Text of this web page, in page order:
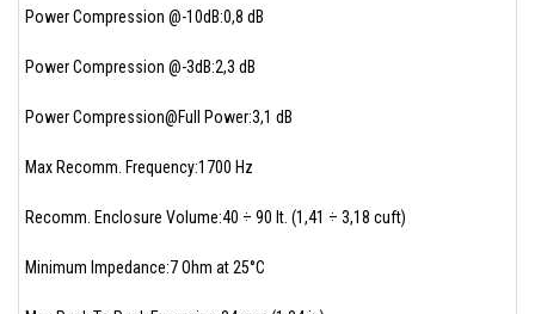
Power Compression @-10dB:0,8 dB
Power Compression @-3dB:2,3 dB
Power Compression@Full Power:3,1 dB
Max Recomm. Frequency:1700 Hz
Recomm. Enclosure Volume:40 ÷ 90 lt. (1,41 ÷ 3,18 cuft)
Minimum Impedance:7 Ohm at 25°C